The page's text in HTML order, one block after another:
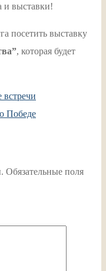
и выставки!
посетить выставку
, которая будет
Победе
Обязательные поля